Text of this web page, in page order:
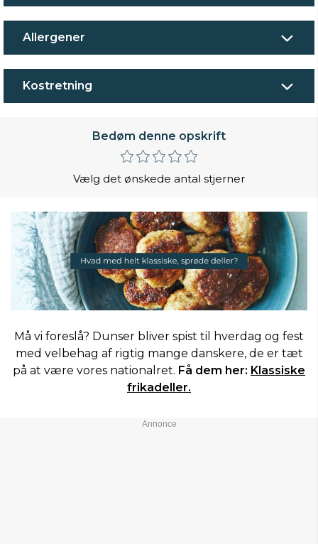
Allergener
Kostretning
Bedøm denne opskrift
Vælg det ønskede antal stjerner
Må vi foreslå? Dunser bliver spist til hverdag og fest
med velbehag af rigtig mange danskere, de er tæt
på at være vores nationalret. Få dem her: Klassiske
frikadeller.